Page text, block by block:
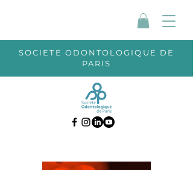
SOCIETE ODONTOLOGIQUE DE
PARIS